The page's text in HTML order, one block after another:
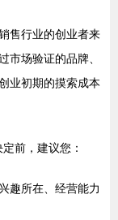
售行业的创业者来
市场验证的品牌、
业初期的摸索成本
前，建议您：
趣所在、经营能力